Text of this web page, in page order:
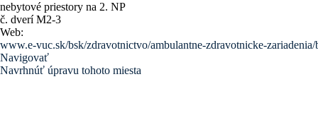
nebytové priestory na 2. NP
č. dverí M2-3
Web:
www.e-vuc.sk/bsk/zdravotnictvo/ambulantne-zdravotnicke-
Navigovať
Navrhnúť úpravu tohoto miesta